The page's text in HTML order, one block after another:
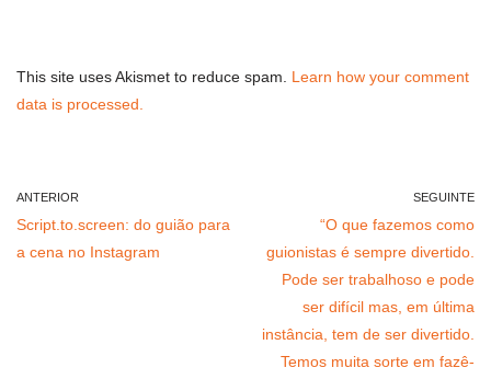
This site uses Akismet to reduce spam. Learn how your comment
data is processed.
ANTERIOR
Script.to.screen: do guião para
a cena no Instagram
SEGUINTE
“O que fazemos como
guionistas é sempre divertido.
Pode ser trabalhoso e pode
ser difícil mas, em última
instância, tem de ser divertido.
Temos muita sorte em fazê-